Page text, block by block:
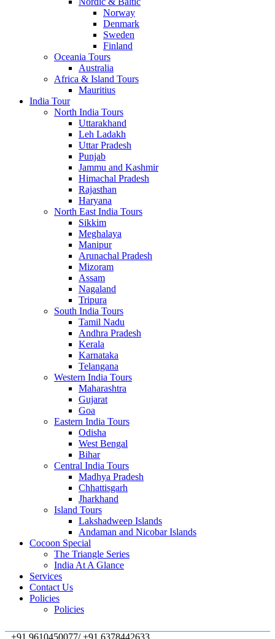
Norway
Denmark
Sweden
Finland
Oceania Tours
Australia
Africa & Island Tours
Mauritius
India Tour
North India Tours
Uttarakhand
Leh Ladakh
Uttar Pradesh
Punjab
Jammu and Kashmir
Himachal Pradesh
Rajasthan
Haryana
North East India Tours
Sikkim
Meghalaya
Manipur
Arunachal Pradesh
Mizoram
Assam
Nagaland
Tripura
South India Tours
Tamil Nadu
Andhra Pradesh
Kerala
Karnataka
Telangana
Western India Tours
Maharashtra
Gujarat
Goa
Eastern India Tours
Odisha
West Bengal
Bihar
Central India Tours
Madhya Pradesh
Chhattisgarh
Jharkhand
Island Tours
Lakshadweep Islands
Andaman and Nicobar Islands
Cocoon Special
The Triangle Series
India At A Glance
Services
Contact Us
Policies
Policies
+91 9610450077/ +91 6378442633